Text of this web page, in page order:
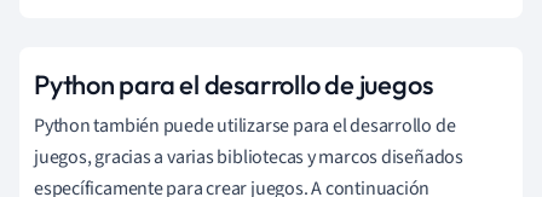
Python para el desarrollo de juegos
Python también puede utilizarse para el desarrollo de
juegos, gracias a varias bibliotecas y marcos diseñados
específicamente para crear juegos. A continuación